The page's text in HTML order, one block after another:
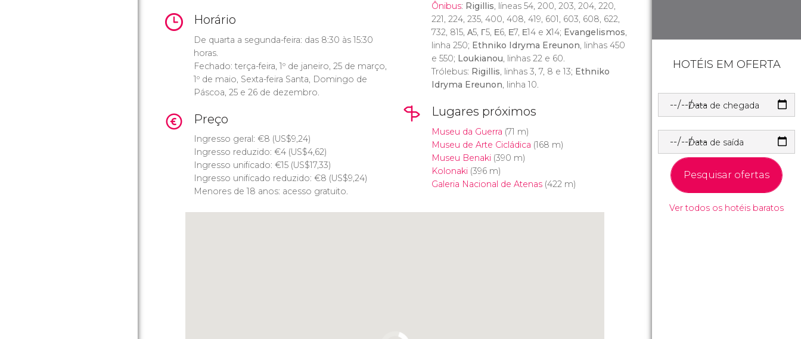
Horário
De quarta a segunda-feira: das 8:30 às 15:30
horas.
Fechado: terça-feira, 1º de janeiro, 25 de março,
1º de maio, Sexta-feira Santa, Domingo de
Páscoa, 25 e 26 de dezembro.
Preço
Ingresso geral: €8 (US$9,24)
Ingresso reduzido: €4 (US$4,62)
Ingresso unificado: €15 (US$17,33)
Ingresso unificado reduzido: €8 (US$9,24)
Menores de 18 anos: acesso gratuito.
Ônibus: Rigillis, líneas 54, 200, 203, 204, 220,
221, 224, 235, 400, 408, 419, 601, 603, 608, 622,
732, 815, Α5, Γ5, Ε6, Ε7, Ε14 e Χ14; Evangelismos,
linha 250; Ethniko Idryma Ereunon, linhas 450
e 550; Loukianou, linhas 22 e 60.
Trólebus: Rigillis, linhas 3, 7, 8 e 13; Ethniko
Idryma Ereunon, linha 10.
Lugares próximos
Museu da Guerra (71 m)
Museu de Arte Cicládica (168 m)
Museu Benaki(390 m)
Kolonaki(396 m)
Galeria Nacional de Atenas(422 m)
HOTÉIS EM OFERTA
Data de chegada
Data de saída
Pesquisar ofertas
Ver todos os hotéis baratos